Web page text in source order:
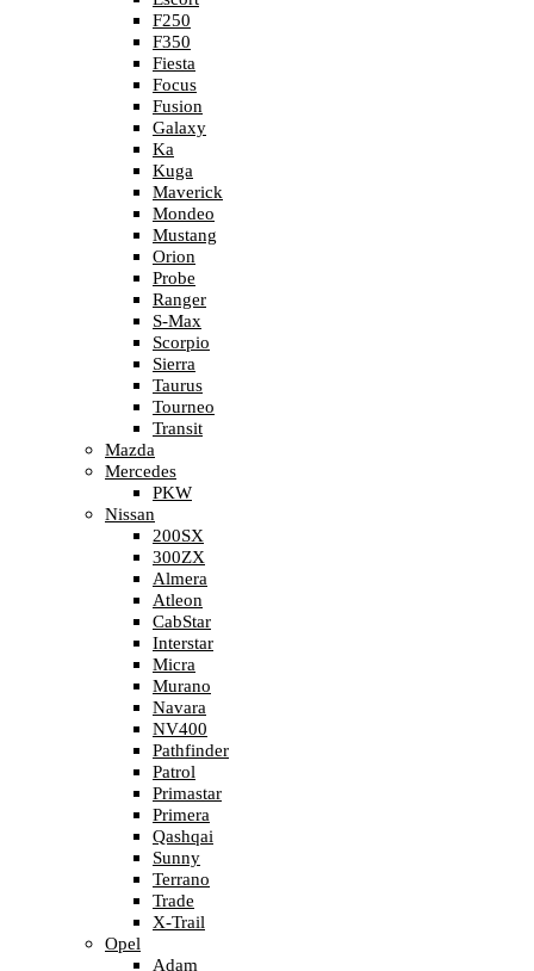
F250
F350
Fiesta
Focus
Fusion
Galaxy
Ka
Kuga
Maverick
Mondeo
Mustang
Orion
Probe
Ranger
S-Max
Scorpio
Sierra
Taurus
Tourneo
Transit
Mazda
Mercedes
PKW
Nissan
200SX
300ZX
Almera
Atleon
CabStar
Interstar
Micra
Murano
Navara
NV400
Pathfinder
Patrol
Primastar
Primera
Qashqai
Sunny
Terrano
Trade
X-Trail
Opel
Adam